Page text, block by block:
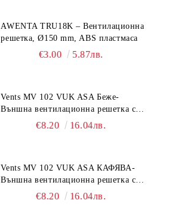
AWENTA TRU18K – Вентилационна
решетка, Ø150 mm, ABS пластмаса
€3.00 5.87лв.
Vents MV 102 VUK ASA Беже-
Външна вентилационна решетка с
гравитачна клапа Ø 100, Ø 125,
€8.20 16.04лв.
Vents MV 102 VUK ASA КАФЯВА-
Външна вентилационна решетка с
гравитачна клапа Ø 100, Ø 125,
€8.20 16.04лв.